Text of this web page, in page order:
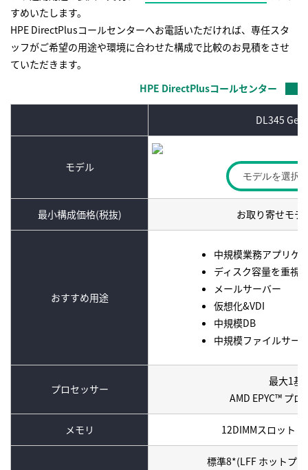
すめいたします。
HPE DirectPlusコールセンターへお電話いただければ、専任スタ
ッフがご希望の用途や環境に合わせた構成で比較のお見積をさせ
ていただきます。
HPE DirectPlusコールセンター
DL345
モデル
モデルを選択
最小構成価格(税抜) お取り寄せモ
おすすめ用途
中規模業務アプリケ
ディスク容量を重視
メールサーバー
仮想化&VDI
中規模DB
中規模ファイルサー
プロセッサー
最大1基
AMD EPYC™ プロ
メモリ 12DIMMスロット
標準8*(LFF ホットプラ